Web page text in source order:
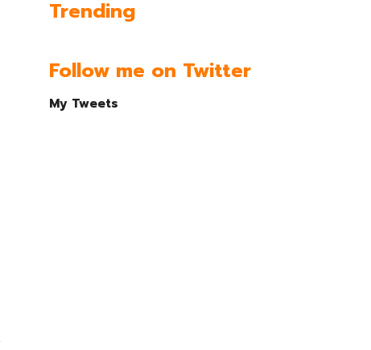
Trending
Follow me on Twitter
My Tweets